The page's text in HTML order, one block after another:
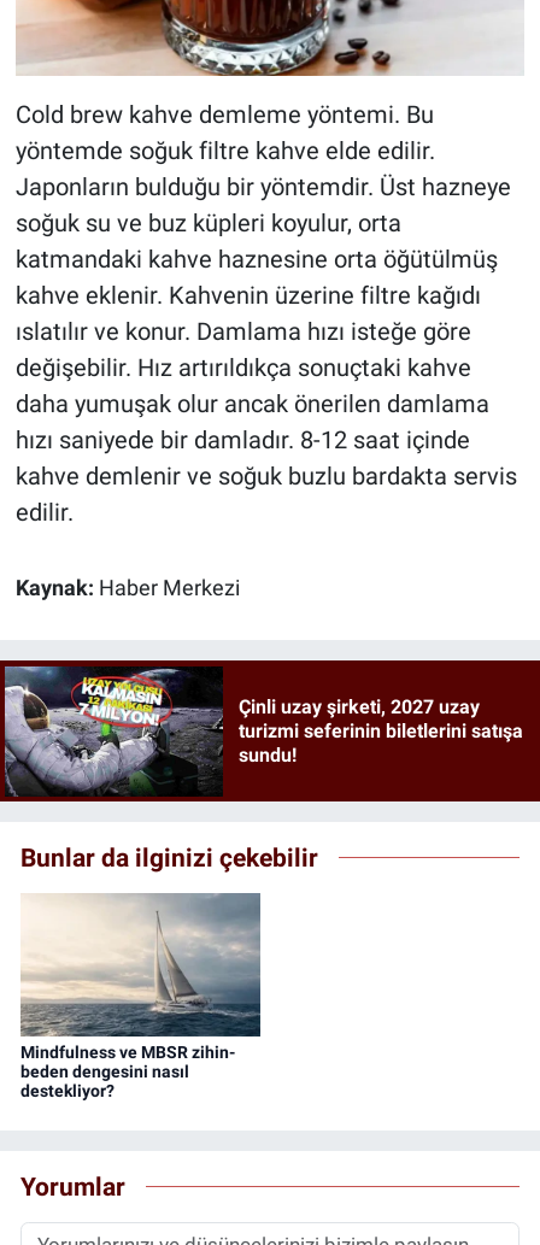
Cold brew kahve demleme yöntemi. Bu
yöntemde soğuk filtre kahve elde edilir.
Japonların bulduğu bir yöntemdir. Üst hazneye
soğuk su ve buz küpleri koyulur, orta
katmandaki kahve haznesine orta öğütülmüş
kahve eklenir. Kahvenin üzerine filtre kağıdı
ıslatılır ve konur. Damlama hızı isteğe göre
değişebilir. Hız artırıldıkça sonuçtaki kahve
daha yumuşak olur ancak önerilen damlama
hızı saniyede bir damladır. 8-12 saat içinde
kahve demlenir ve soğuk buzlu bardakta servis
edilir.
Kaynak: Haber Merkezi
Çinli uzay şirketi, 2027 uzay
turizmi seferinin biletlerini satışa
sundu!
Bunlar da ilginizi çekebilir
Mindfulness ve MBSR zihin-
beden dengesini nasıl
destekliyor?
Yorumlar